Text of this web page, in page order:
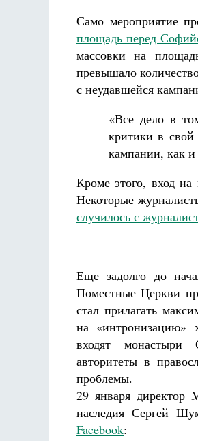
Само мероприятие
площадь перед
массовки на
превышало
с неудавшейся
«Все дело в
критики в свой
кампании, как и
Кроме этого, вход
Некоторые
случилось с
Еще задолго до
Поместные Церкви
стал прилагать
на
входят
авторитеты в
проблемы.
29 января директор
наследия Сергей
Facebook: